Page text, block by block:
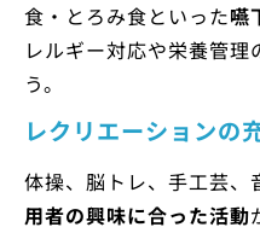
食・とろみ食といった嚥
レルギー対応や栄養管
う。
レクリエーションの
体操、脳トレ、手工芸、
用者の興味に合った活動